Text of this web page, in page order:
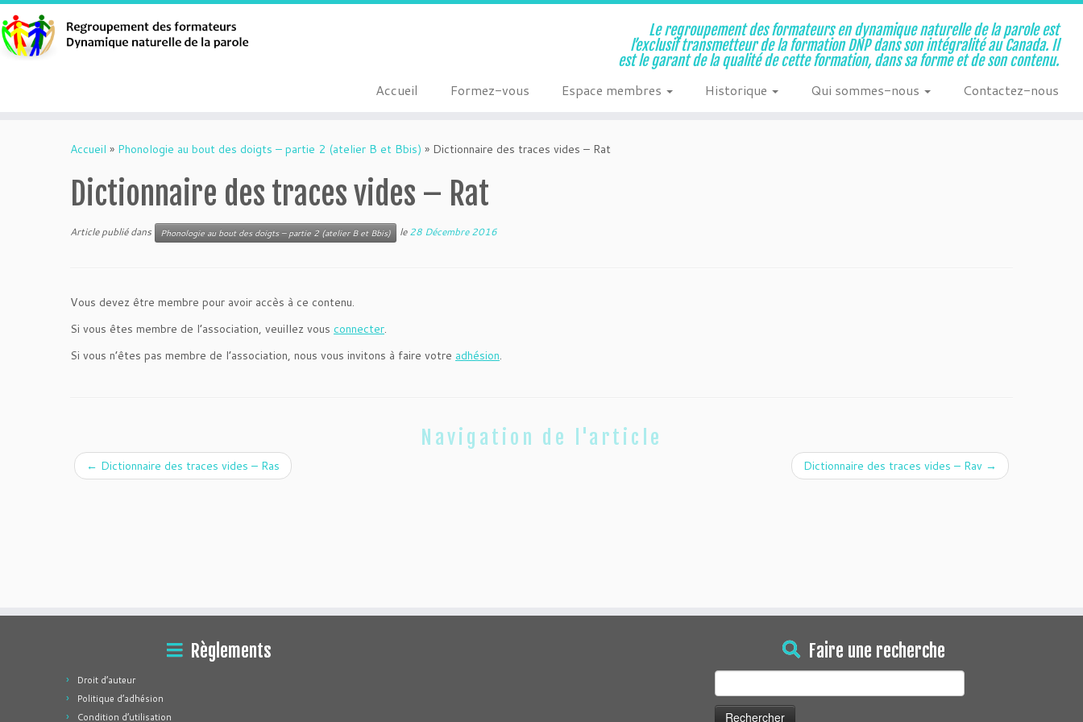
Le regroupement des formateurs en dynamique naturelle de la parole est
l’exclusif transmetteur de la formation DNP dans son intégralité au Canada. Il
est le garant de la qualité de cette formation, dans sa forme et de son contenu.
Accueil Formez-vous Espace membres Historique Qui sommes-nous Contactez-nous
Accueil » Phonologie au bout des doigts – partie 2 (atelier B et Bbis) » Dictionnaire des traces vides – Rat
Dictionnaire des traces vides – Rat
Article publié dans Phonologie au bout des doigts – partie 2 (atelier B et Bbis) le28 Décembre 2016
Vous devez être membre pour avoir accès à ce contenu.
Si vous êtes membre de l’association, veuillez vous connecter.
Si vous n’êtes pas membre de l’association, nous vous invitons à faire votre adhésion.
Navigation de l'article
← Dictionnaire des traces vides – Ras Dictionnaire des traces vides – Rav →
Règlements
Droit d’auteur
Politique d’adhésion
Condition d’utilisation
Faire une recherche